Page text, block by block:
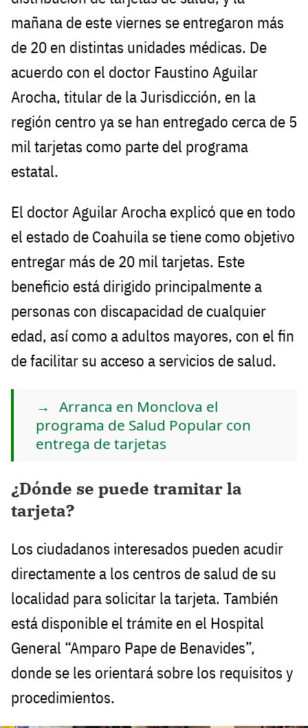
mañana de este viernes se entregaron más
de 20 en distintas unidades médicas. De
acuerdo con el doctor Faustino Aguilar
Arocha, titular de la Jurisdicción, en la
región centro ya se han entregado cerca de 5
mil tarjetas como parte del programa
estatal.
El doctor Aguilar Arocha explicó que en todo
el estado de Coahuila se tiene como objetivo
entregar más de 20 mil tarjetas. Este
beneficio está dirigido principalmente a
personas con discapacidad de cualquier
edad, así como a adultos mayores, con el fin
de facilitar su acceso a servicios de salud.
Arranca en Monclova el
programa de Salud Popular con
entrega de tarjetas
¿Dónde se puede tramitar la
tarjeta?
Los ciudadanos interesados pueden acudir
directamente a los centros de salud de su
localidad para solicitar la tarjeta. También
está disponible el trámite en el Hospital
General “Amparo Pape de Benavides”,
donde se les orientará sobre los requisitos y
procedimientos.